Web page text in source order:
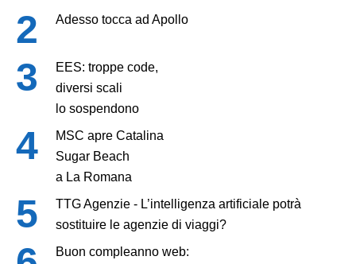
Adesso tocca ad Apollo
EES: troppe code,
diversi scali
lo sospendono
MSC apre Catalina
Sugar Beach
a La Romana
TTG Agenzie - L’intelligenza artificiale potrà
sostituire le agenzie di viaggi?
Buon compleanno web: